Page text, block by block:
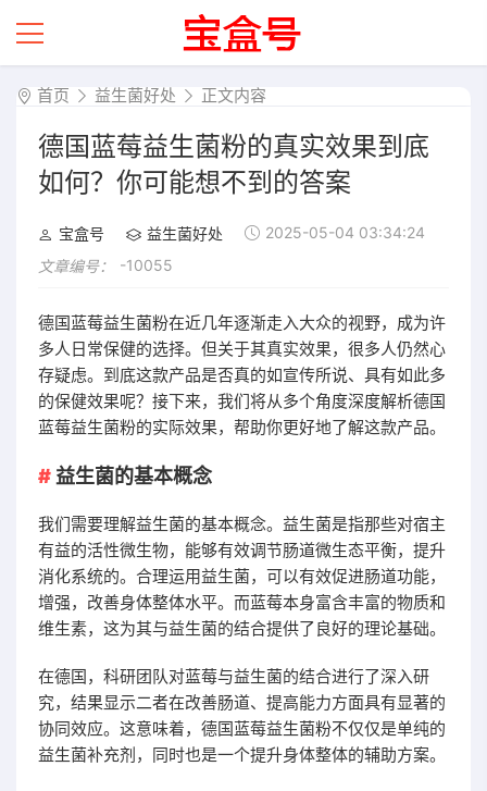
首页 益生菌好处 正文内容
德国蓝莓益生菌粉的真实效果到底
如何？你可能想不到的答案
宝盒号 益生菌好处
2025-05-04 03:34:24
文章编号：
-10055
德国蓝莓益生菌粉在近几年逐渐走入大众的视野，成为许
多人日常保健的选择。但关于其真实效果，很多人仍然心
存疑虑。到底这款产品是否真的如宣传所说、具有如此多
的保健效果呢？接下来，我们将从多个角度深度解析德国
蓝莓益生菌粉的实际效果，帮助你更好地了解这款产品。
益生菌的基本概念
我们需要理解益生菌的基本概念。益生菌是指那些对宿主
有益的活性微生物，能够有效调节肠道微生态平衡，提升
消化系统的。合理运用益生菌，可以有效促进肠道功能，
增强，改善身体整体水平。而蓝莓本身富含丰富的物质和
维生素，这为其与益生菌的结合提供了良好的理论基础。
在德国，科研团队对蓝莓与益生菌的结合进行了深入研
究，结果显示二者在改善肠道、提高能力方面具有显著的
协同效应。这意味着，德国蓝莓益生菌粉不仅仅是单纯的
益生菌补充剂，同时也是一个提升身体整体的辅助方案。